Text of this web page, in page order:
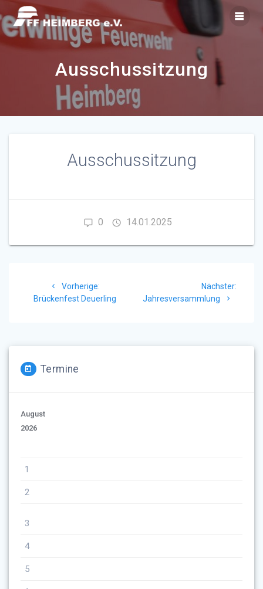
Inhalt
springen
Ausschussitzung
Ausschussitzung
0 14.01.2025
Vorherige:
Beitrag:
Brückenfest Deuerling
Nächster:
Jahresversammlung
Termine
August
2026
1
2
3
4
5